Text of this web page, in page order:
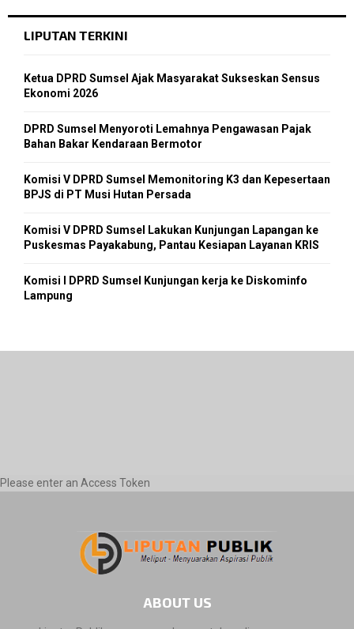
LIPUTAN TERKINI
Ketua DPRD Sumsel Ajak Masyarakat Sukseskan Sensus
Ekonomi 2026
DPRD Sumsel Menyoroti Lemahnya Pengawasan Pajak
Bahan Bakar Kendaraan Bermotor
Komisi V DPRD Sumsel Memonitoring K3 dan Kepesertaan
BPJS di PT Musi Hutan Persada
Komisi V DPRD Sumsel Lakukan Kunjungan Lapangan ke
Puskesmas Payakabung, Pantau Kesiapan Layanan KRIS
Komisi I DPRD Sumsel Kunjungan kerja ke Diskominfo
Lampung
Please enter an Access Token
ABOUT US